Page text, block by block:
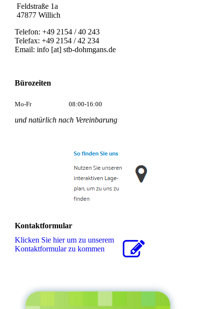
Feldstraße 1a
47877 Willich
Telefon: +49 2154 / 40 243
Telefax: +49 2154 / 42 234
Email: info [at] stb-dohmgans.de
Bürozeiten
Mo-Fr 08:00-16:00
und natürlich nach Vereinbarung
Kontaktformular
Klicken Sie hier um zu unserem
Kon­takt­for­mu­lar zu kommen